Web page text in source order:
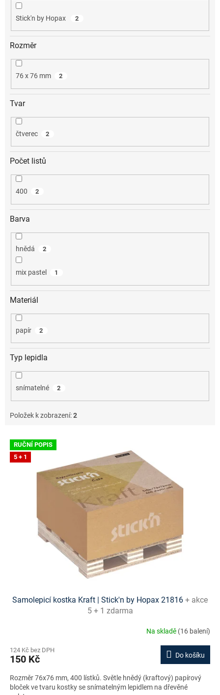
Stick'n by Hopax 2
Rozměr
76 x 76 mm 2
Tvar
čtverec 2
Počet listů
400 2
Barva
hnědá 2
mix pastel 1
Materiál
papír 2
Typ lepidla
snímatelné 2
Položek k zobrazení:2
V RUČNÍ POPIS
5 + 1
Samolepicí kostka Kraft | Stick'n by Hopax 21816 + akce
5 + 1 zdarma
Na skladě (16 balení)
124 Kč bez DPH
150 Kč Do košíku
Rozměr 76x76 mm, 400 lístků. Světle hnědý (kraftový) papírový
bloček ve tvaru kostky se snímatelným lepidlem na dřevěné